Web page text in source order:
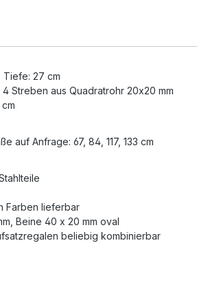
Tiefe: 27 cm
4 Streben aus Quadratrohr 20x20 mm
auf Anfrage: 67, 84, 117, 133 cm
Farben lieferbar
Beine 40 x 20 mm oval
beliebig kombinierbar